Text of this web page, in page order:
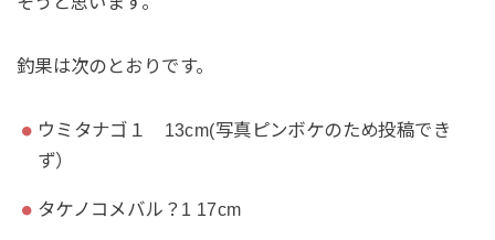
釣果は次のとおりです。
ウミタナゴ１ 13cm(写真ピンボケのため投稿でき
ず）
タケノコメバル？1 17cm